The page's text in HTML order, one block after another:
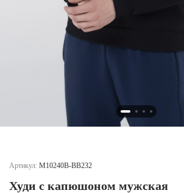
Санкт-Петербург и ЛО (3)
Саратовская область (1)
Свердловская область (5)
Северная Осетия (2)
Смоленская область (1)
Ставропольский край (5)
Томская область (1)
Тульская область (1)
Тюменская область (3)
Артикул: M10240B-BB232
Худи с капюшоном мужская